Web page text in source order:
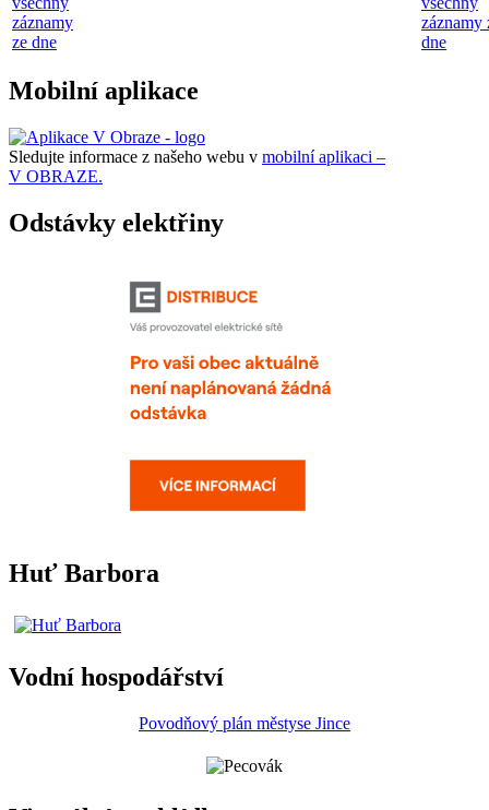
záznamy
ze dne
záznamy
dne
Mobilní aplikace
Sledujte informace z našeho webu v mobilní aplikaci –
V OBRAZE.
Odstávky elektřiny
Huť Barbora
Vodní hospodářství
Povodňový plán městyse Jince